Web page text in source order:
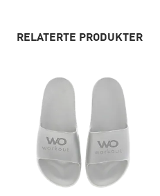
RELATERTE PRODUKTER